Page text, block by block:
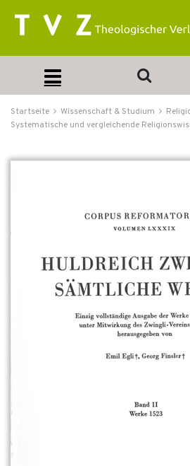
Startseite Wissenschaft & Studium
Systematische und vergleichende